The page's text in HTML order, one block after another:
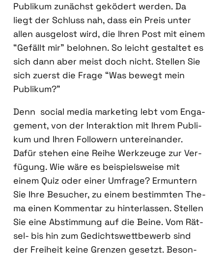
Publi­kum zunächst gekö­dert wer­den. Da
liegt der Schluss nah, dass ein Preis unter
allen aus­ge­lost wird, die Ihren Post mit einem
“Gefällt mir” beloh­nen. So leicht gestal­tet es
sich dann aber meist doch nicht. Stel­len Sie
sich zuerst die Fra­ge “Was bewegt mein
Publi­kum?”
Denn social media mar­ke­ting lebt vom Enga­
ge­ment, von der Inter­ak­ti­on mit Ihrem Publi­
kum und Ihren Fol­lo­wern unter­ein­an­der.
Dafür ste­hen eine Rei­he Werk­zeu­ge zur Ver­
fü­gung. Wie wäre es bei­spiels­wei­se mit
einem Quiz oder einer Umfra­ge? Ermun­tern
Sie Ihre Besu­cher, zu einem bestimm­ten The­
ma einen Kom­men­tar zu hin­ter­las­sen. Stel­len
Sie eine Abstim­mung auf die Bei­ne. Vom Rät­
sel- bis hin zum Gedichtswett­be­werb sind
der Frei­heit kei­ne Gren­zen gesetzt. Beson­